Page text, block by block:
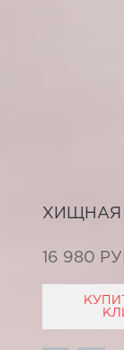
ХИЩНАЯ
16 980